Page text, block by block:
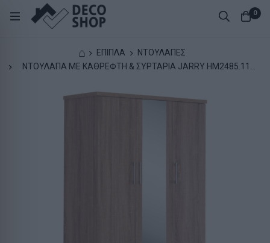
0
⌂ ΕΠΙΠΛΑ
ΝΤΟΥΛΑΠΕΣ
ΝΤΟΥΛΑΠΑ ΜΕ ΚΑΘΡΕΦΤΗ & ΣΥΡΤΑΡΙΑ JARRY HM2485.11